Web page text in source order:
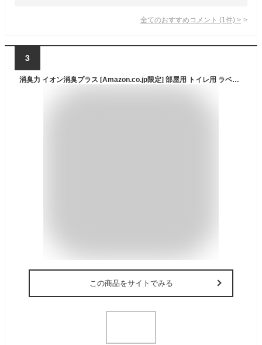
全てのおすすめコメント (1 件) >
3
消臭力 イオン消臭プラス [Amazon.co.jp限定] 部屋用 トイレ用 ラベルレス 無香料 本体 320g×4個 クリアビーズ 玄関 リビング キッチン トイレ 消臭剤 消臭 芳香剤 [きれい生活]
この商品をサイトでみる